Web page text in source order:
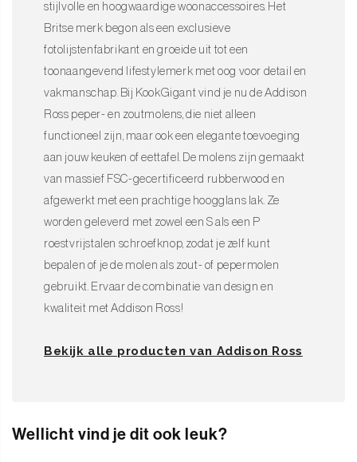
stijlvolle en hoogwaardige woonaccessoires. Het
Britse merk begon als een exclusieve
fotolijstenfabrikant en groeide uit tot een
toonaangevend lifestylemerk met oog voor detail en
vakmanschap. Bij KookGigant vind je nu de Addison
Ross peper- en zoutmolens, die niet alleen
functioneel zijn, maar ook een elegante toevoeging
aan jouw keuken of eettafel. De molens zijn gemaakt
van massief FSC-gecertificeerd rubberwood en
afgewerkt met een prachtige hoogglans lak. Ze
worden geleverd met zowel een S als een P
roestvrijstalen schroefknop, zodat je zelf kunt
bepalen of je de molen als zout- of pepermolen
gebruikt. Ervaar de combinatie van design en
kwaliteit met Addison Ross!
Bekijk alle producten van Addison Ross
Wellicht vind je dit ook leuk?